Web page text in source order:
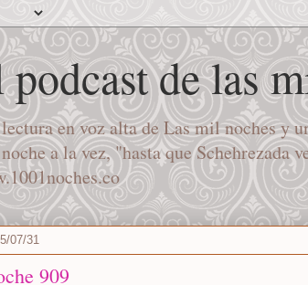
de las
en voz alta de Las mil noches y
a la vez, "hasta que Schehrezada
07/31
909